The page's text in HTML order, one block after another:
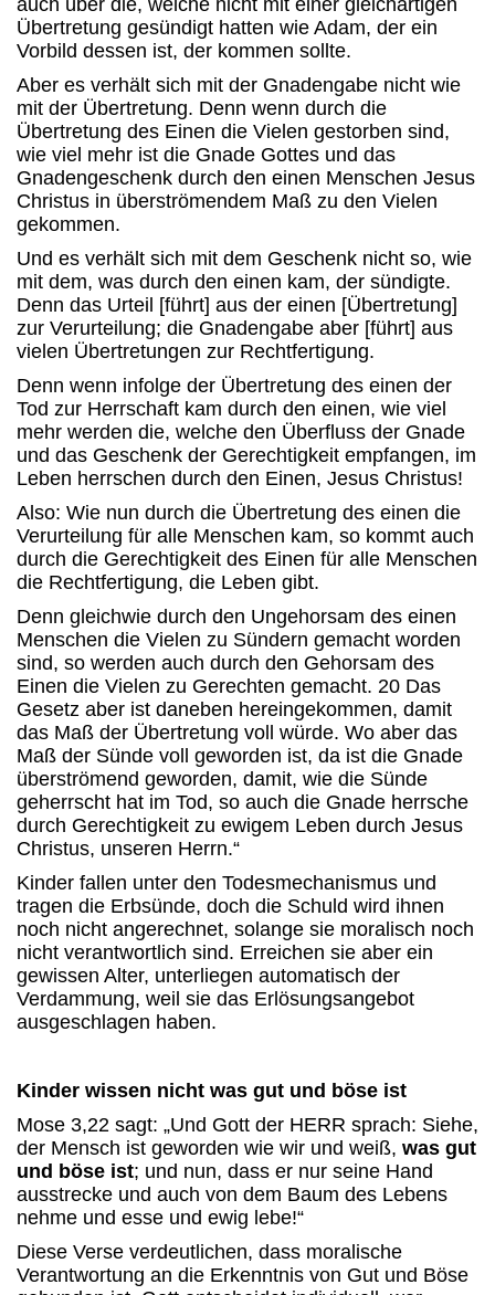
auch über die, welche nicht mit einer gleichartigen
Übertretung gesündigt hatten wie Adam, der ein
Vorbild dessen ist, der kommen sollte.
Aber es verhält sich mit der Gnadengabe nicht wie
mit der Übertretung. Denn wenn durch die
Übertretung des Einen die Vielen gestorben sind,
wie viel mehr ist die Gnade Gottes und das
Gnadengeschenk durch den einen Menschen Jesus
Christus in überströmendem Maß zu den Vielen
gekommen.
Und es verhält sich mit dem Geschenk nicht so, wie
mit dem, was durch den einen kam, der sündigte.
Denn das Urteil [führt] aus der einen [Übertretung]
zur Verurteilung; die Gnadengabe aber [führt] aus
vielen Übertretungen zur Rechtfertigung.
Denn wenn infolge der Übertretung des einen der
Tod zur Herrschaft kam durch den einen, wie viel
mehr werden die, welche den Überfluss der Gnade
und das Geschenk der Gerechtigkeit empfangen, im
Leben herrschen durch den Einen, Jesus Christus!
Also: Wie nun durch die Übertretung des einen die
Verurteilung für alle Menschen kam, so kommt auch
durch die Gerechtigkeit des Einen für alle Menschen
die Rechtfertigung, die Leben gibt.
Denn gleichwie durch den Ungehorsam des einen
Menschen die Vielen zu Sündern gemacht worden
sind, so werden auch durch den Gehorsam des
Einen die Vielen zu Gerechten gemacht. 20 Das
Gesetz aber ist daneben hereingekommen, damit
das Maß der Übertretung voll würde. Wo aber das
Maß der Sünde voll geworden ist, da ist die Gnade
überströmend geworden, damit, wie die Sünde
geherrscht hat im Tod, so auch die Gnade herrsche
durch Gerechtigkeit zu ewigem Leben durch Jesus
Christus, unseren Herrn.“
Kinder fallen unter den Todesmechanismus und
tragen die Erbsünde, doch die Schuld wird ihnen
noch nicht angerechnet, solange sie moralisch noch
nicht verantwortlich sind. Erreichen sie aber ein
gewissen Alter, unterliegen automatisch der
Verdammung, weil sie das Erlösungsangebot
ausgeschlagen haben.
Kinder wissen nicht was gut und böse ist
Mose 3,22 sagt: „Und Gott der HERR sprach: Siehe,
der Mensch ist geworden wie wir und weiß, was gut
und böse ist; und nun, dass er nur seine Hand
ausstrecke und auch von dem Baum des Lebens
nehme und esse und ewig lebe!“
Diese Verse verdeutlichen, dass moralische
Verantwortung an die Erkenntnis von Gut und Böse